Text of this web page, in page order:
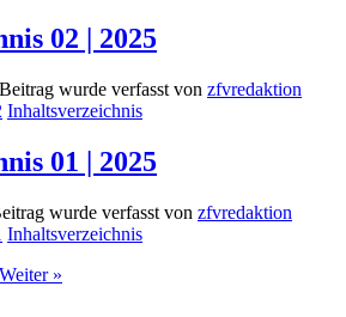
02 | 2025
wurde verfasst von zfvredaktion
Inhaltsverzeichnis
01 | 2025
wurde verfasst von zfvredaktion
Inhaltsverzeichnis
Weiter »